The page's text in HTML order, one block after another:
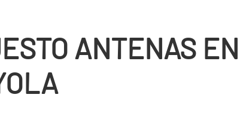
ANTENAS EN